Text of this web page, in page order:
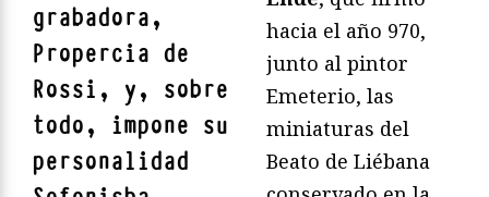
grabadora,
Propercia de
Rossi, y, sobre
todo, impone su
personalidad
hacia el año 970,
junto al pintor
Emeterio, las
miniaturas del
Beato de Liébana